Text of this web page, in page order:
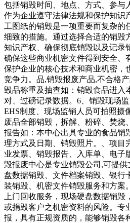
包括销毁时间、地点、方式、参与
作为企业遵守法律法规和保护知识
工图纸的销毁是一项重要而复杂的
细致的措施。通过选择合适的销毁
知识产权、确保彻底销毁以及记录
确保这些商业机密文件得到安全、
保护企业的核心技术和商业机密，
竞争力。品,销毁报废产品,不合格
毁品称重及抽查如：销毁食品进入
对、过磅记录数据。6、销毁现场
EHS制度、现场监销人员可拍照摄
废品全部销毁，拆解、粉碎、焚烧
报告如：本中心出具专业的食品销
理方式及日期、销毁照片。、项目
业发票、销毁报告、入库单、电子
毁报废中心是专业销毁公司,可提
盘数据销毁、文件档案销毁、银行
装销毁、机密文件销毁服务和方案
上门回收服务，现场硬盘数据销
或捐毁客户之机密资料的风险。专
报，具有正规资质的，能够销毁各